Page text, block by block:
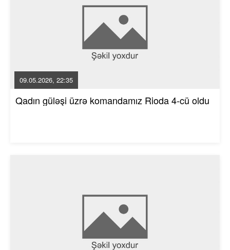
09.05.2026, 22:35
Qadın güləşi üzrə komandamız Rioda 4-cü oldu